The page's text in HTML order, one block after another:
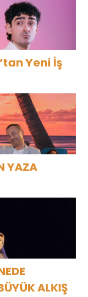
Yeni İş
YAZA
ALKIŞ